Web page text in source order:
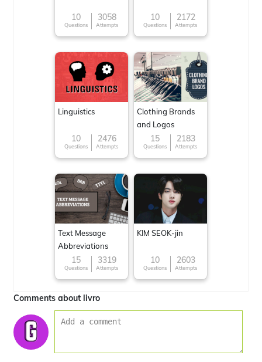
10
Questions
3058
Attempts
10
Questions
2172
Attempts
Linguistics
10
Questions
2476
Attempts
Clothing Brands
and Logos
15
Questions
2183
Attempts
Text Message
Abbreviations
15
Questions
3319
Attempts
KIM SEOK-jin
10
Questions
2603
Attempts
Comments about livro